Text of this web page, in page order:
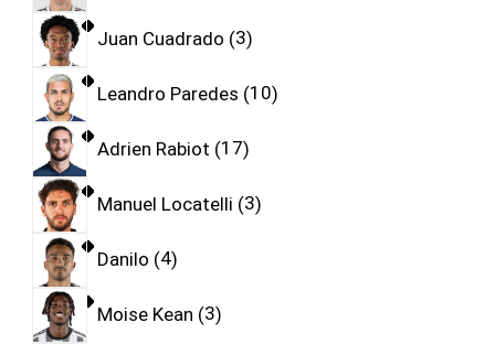
Juan Cuadrado 3
Leandro Paredes 10
Adrien Rabiot 17
Manuel Locatelli 3
Danilo 4
Moise Kean 3